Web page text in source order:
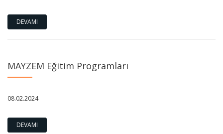
DEVAMI
MAYZEM Eğitim Programları
08.02.2024
DEVAMI